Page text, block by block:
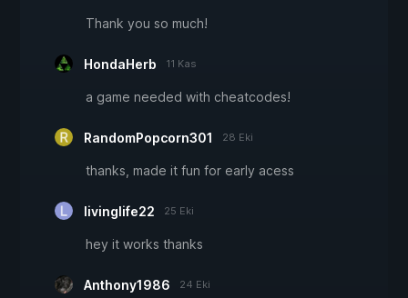
Thank you so much!
HondaHerb 11 Kas
a game needed with cheatcodes!
RandomPopcorn301 28 Eki
thanks, made it fun for early acess
livinglife22 25 Eki
hey it works thanks
Anthony1986 24 Eki